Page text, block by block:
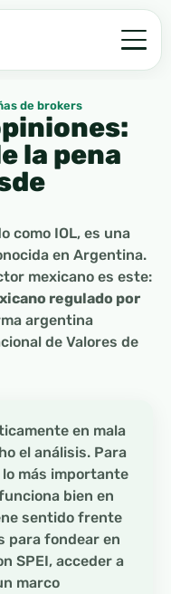
de brokers
la pena
como IOL, es una
en Argentina.
mexicano es este:
regulado por
argentina
de Valores de
en mala
el análisis. Para
lo más importante
bien en
sentido frente
para fondear en
SPEI, acceder a
marco